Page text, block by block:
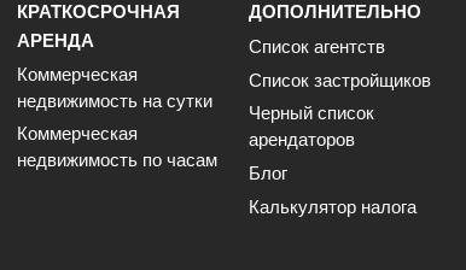
КРАТКОСРОЧНАЯ
АРЕНДА
Коммерческая
недвижимость на сутки
Коммерческая
недвижимость по часам
ДОПОЛНИТЕЛЬНО
Список агентств
Список застройщиков
Черный список
арендаторов
Блог
Калькулятор налога